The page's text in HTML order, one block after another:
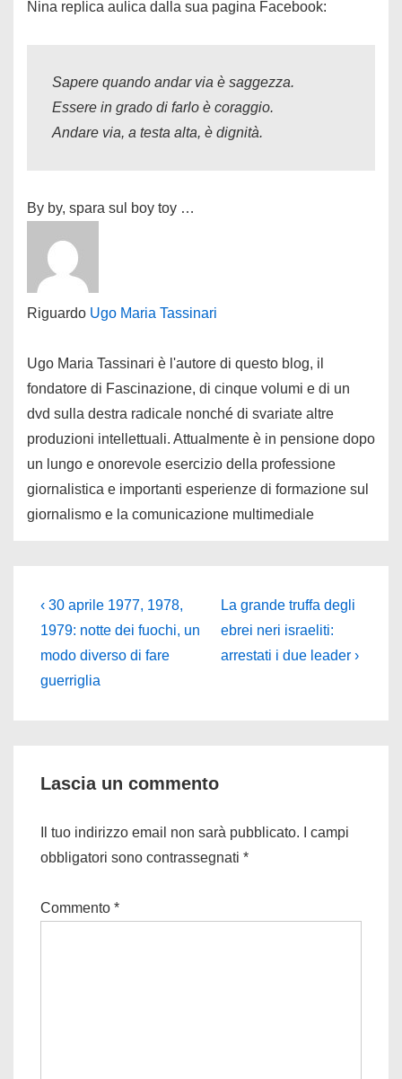
Nina replica aulica dalla sua pagina Facebook:
Sapere quando andar via è saggezza.
Essere in grado di farlo è coraggio.
Andare via, a testa alta, è dignità.
By by, spara sul boy toy …
Riguardo Ugo Maria Tassinari
Ugo Maria Tassinari è l'autore di questo blog, il
fondatore di Fascinazione, di cinque volumi e di un
dvd sulla destra radicale nonché di svariate altre
produzioni intellettuali. Attualmente è in pensione dopo
un lungo e onorevole esercizio della professione
giornalistica e importanti esperienze di formazione sul
giornalismo e la comunicazione multimediale
Navigazione
articoli
L'articolo
precedente
è
‹ 30 aprile 1977, 1978,
1979: notte dei fuochi, un
modo diverso di fare
guerriglia
Il
prossimo
articolo
La grande truffa degli
ebrei neri israeliti:
arrestati i due leader ›
Lascia un commento
Il tuo indirizzo email non sarà pubblicato.
I campi
obbligatori sono contrassegnati *
Commento *